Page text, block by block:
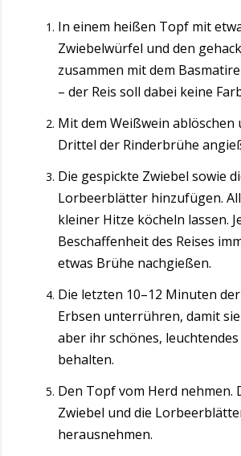
In einem heißen Topf mit
Zwiebelwürfel und den
zusammen mit dem
– der Reis soll dabei keine
Mit dem Weißwein ablöschen
Drittel der Rinderbrühe
Die gespickte Zwiebel sowie
Lorbeerblätter hinzufügen.
kleiner Hitze köcheln lassen.
Beschaffenheit des Reises
etwas Brühe nachgießen.
Die letzten 10–12 Minuten
Erbsen unterrühren, damit
aber ihr schönes,
behalten.
Den Topf vom Herd nehmen.
Zwiebel und die
herausnehmen.